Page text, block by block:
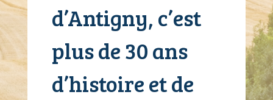
d’Antigny, c’est
plus de 30 ans
d’histoire et de